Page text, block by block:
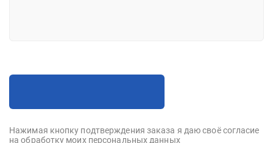
Нажимая кнопку подтверждения заказа я даю своё согласие
на обработку моих персональных данных